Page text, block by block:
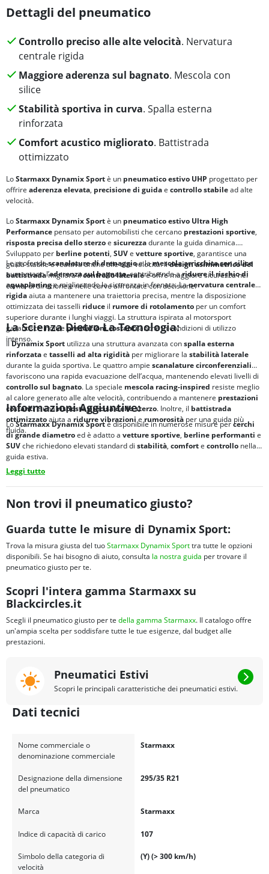
Dettagli del pneumatico
Controllo preciso alle alte velocità. Nervatura
centrale rigida
Maggiore aderenza sul bagnato. Mescola con
silice
Stabilità sportiva in curva. Spalla esterna
rinforzata
Comfort acustico migliorato. Battistrada
ottimizzato
LoStarmaxx Dynamix Sportè un pneumatico estivo UHP progettato per
offrire aderenza elevata, precisione di guidae controllo stabilead alte
velocità.
LoStarmaxx Dynamix Sportè un pneumatico estivo Ultra High
Performance pensato per automobilisti che cercano prestazioni sportive,
risposta precisa dello sterzoe sicurezzadurante la guida dinamica.
Sviluppato per berline potenti, SUVe vetture sportive, garantisce una
guida stabile e reattiva anche alle alte velocità. Ildesign asimmetrico del
battistradamigliora ilcontrollo lateralee offre maggiore sicurezza nei
cambi di direzione e nelle curve affrontate con decisione.
Le profondescanalature di drenaggioe lamescola arricchita con silice
aumentano l’aderenza sul bagnato, contribuendo aridurre il rischio di
aquaplaninge migliorando la sicurezza in frenata. Lanervatura centrale
rigidaaiuta a mantenere una traiettoria precisa, mentre la disposizione
ottimizzata dei tasselli riduce il rumore di rotolamento per un comfort
superiore durante i lunghi viaggi. La struttura ispirata al motorsport
garantisce inoltre prestazioni costantianche in condizioni di utilizzo
intenso.
La Scienza Dietro La Tecnologia:
IlDynamix Sport utilizza una struttura avanzata conspalla esterna
rinforzatae tasselli ad alta rigidità per migliorare la stabilità laterale
durante la guida sportiva. Le quattro ampie scanalature circonferenziali
favoriscono una rapida evacuazione dell’acqua, mantenendo elevati livelli di
controllo sul bagnato. La speciale mescola racing-inspired resiste meglio
al calore generato alle alte velocità, contribuendo a mantenere prestazioni
costantie unarisposta precisa dello sterzo. Inoltre, il battistrada
ottimizzatoaiuta a ridurre vibrazionierumorosità per una guida più
fluida.
Informazioni Aggiuntive:
LoStarmaxx Dynamix Sportè disponibile in numerose misure percerchi
di grande diametroed è adatto a vetture sportive, berline performanti e
SUVche richiedono elevati standard di stabilità, comforte controllo nella
guida estiva.
Leggi tutto
Non trovi il pneumatico giusto?
Guarda tutte le misure di Dynamix Sport:
Trova la misura giusta del tuoStarmaxx Dynamix Sporttra tutte le opzioni
disponibili. Se hai bisogno di aiuto, consulta la nostra guida per trovare il
pneumatico giusto per te.
Scopri l'intera gamma Starmaxx su
Blackcircles.it
Scegli il pneumatico giusto per te della gamma Starmaxx. Il catalogo offre
un'ampia scelta per soddisfare tutte le tue esigenze, dal budget alle
prestazioni.
Pneumatici Estivi
Scopri le principali caratteristiche dei pneumatici estivi.
Dati tecnici
Nome commerciale o
denominazione commerciale
Starmaxx
Designazione della dimensione
del pneumatico
295/35 R21
Marca Starmaxx
Indice di capacità di carico 107
Simbolo della categoria di
velocità
(Y) (> 300 km/h)